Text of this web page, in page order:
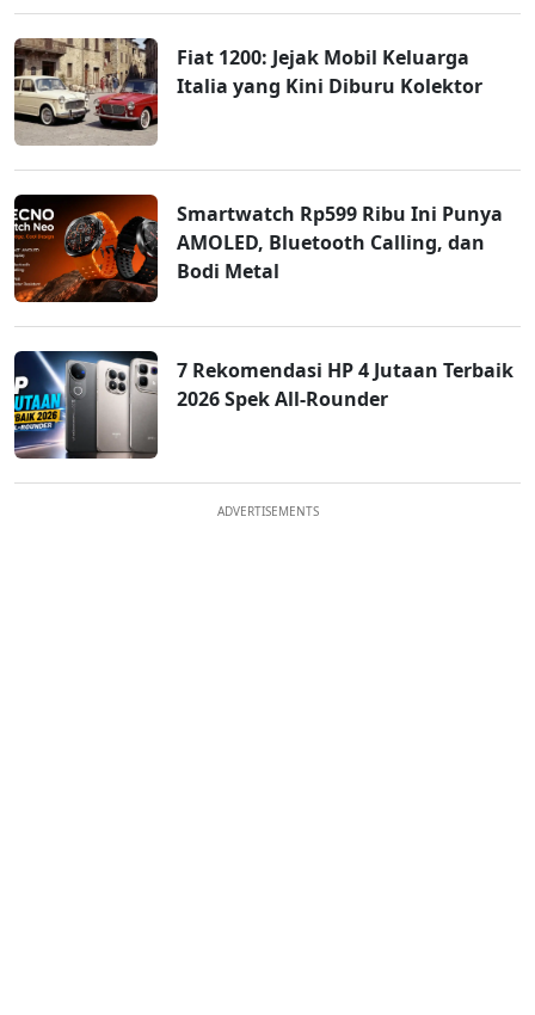
Fiat 1200: Jejak Mobil Keluarga
Italia yang Kini Diburu Kolektor
Smartwatch Rp599 Ribu Ini Punya
AMOLED, Bluetooth Calling, dan
Bodi Metal
7 Rekomendasi HP 4 Jutaan Terbaik
2026 Spek All-Rounder
ADVERTISEMENTS